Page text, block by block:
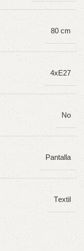
80 cm
4xE27
No
Pantalla
Textil